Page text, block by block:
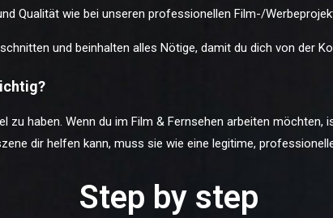
Qualität wie bei unseren professionellen Film-/
und beinhalten alles Nötige, damit du dich von der
zu haben. Wenn du im Film & Fernsehen arbeiten
dir helfen kann, muss sie wie eine legitime,
Step by step